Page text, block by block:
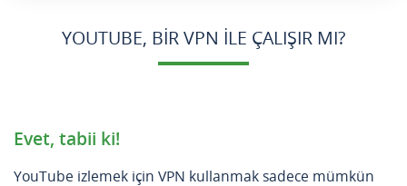
YOUTUBE, BIR VPN ILE ÇALIŞIR MI?
Evet, tabii ki!
YouTube izlemek için VPN kullanmak sadece mümkün